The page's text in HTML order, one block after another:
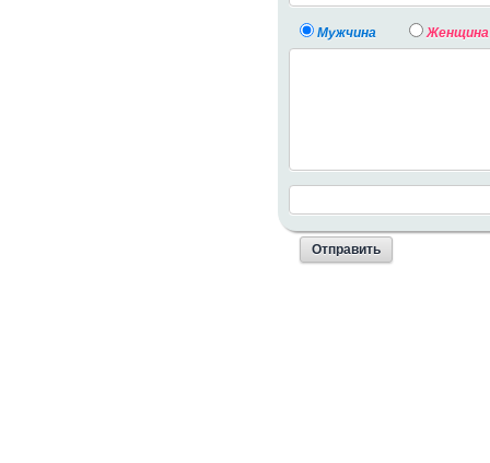
Мужчина Женщина